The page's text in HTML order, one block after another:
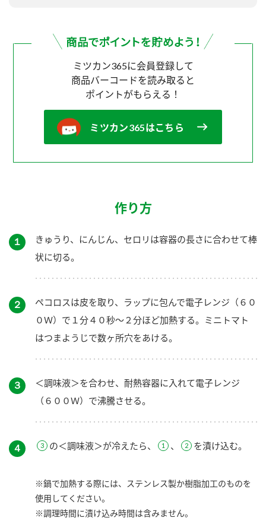
ミツカン365に会員登録して
商品バーコードを読み取ると
ポイントがもらえる！
ミツカン365はこちら
作り方
１
きゅうり、にんじん、セロリは容器の長さに合わせて棒
状に切る。
２
ペコロスは皮を取り、ラップに包んで電子レンジ（６０
０Ｗ）で１分４０秒～２分ほど加熱する。ミニトマト
はつまようじで数ヶ所穴をあける。
３
＜調味液＞を合わせ、耐熱容器に入れて電子レンジ
（６００Ｗ）で沸騰させる。
４ の＜調味液＞が冷えたら、 、 を漬け込む。
※鍋で加熱する際には、ステンレス製か樹脂加工のものを
使用してください。
※調理時間に漬け込み時間は含みません。